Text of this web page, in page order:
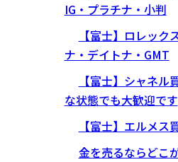
IG・プラチナ・小判
【富士】ロレック
ナ・デイトナ・GMT
【富士】シャネ
な状態でも大歓迎です
【富士】エルメス
金を売るならどこ